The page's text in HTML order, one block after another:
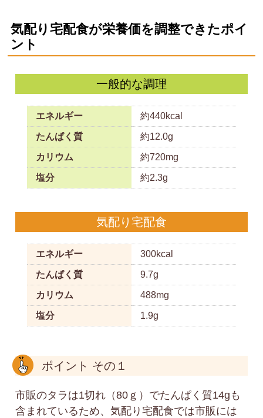
気配り宅配食が栄養価を調整できたポイ
ント
一般的な調理
エネルギー 約440kcal
たんぱく質 約12.0g
カリウム 約720mg
塩分 約2.3g
気配り宅配食
エネルギー 300kcal
たんぱく質 9.7g
カリウム 488mg
塩分 1.9g
ポイント その１
市販のタラは1切れ（80ｇ）でたんぱく質14gも
含まれているため、気配り宅配食では市販には